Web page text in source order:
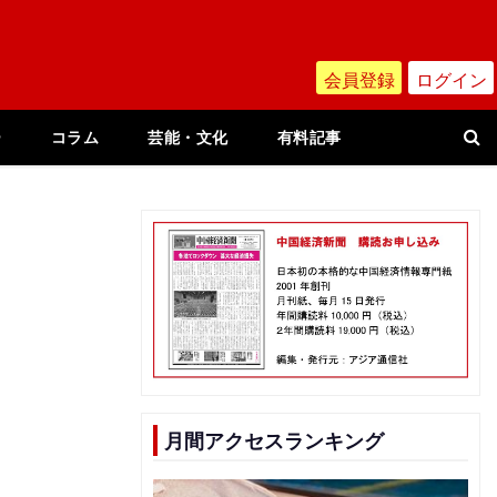
会員登録 ログイン
コラム 芸能・文化 有料記事
月間アクセスランキング